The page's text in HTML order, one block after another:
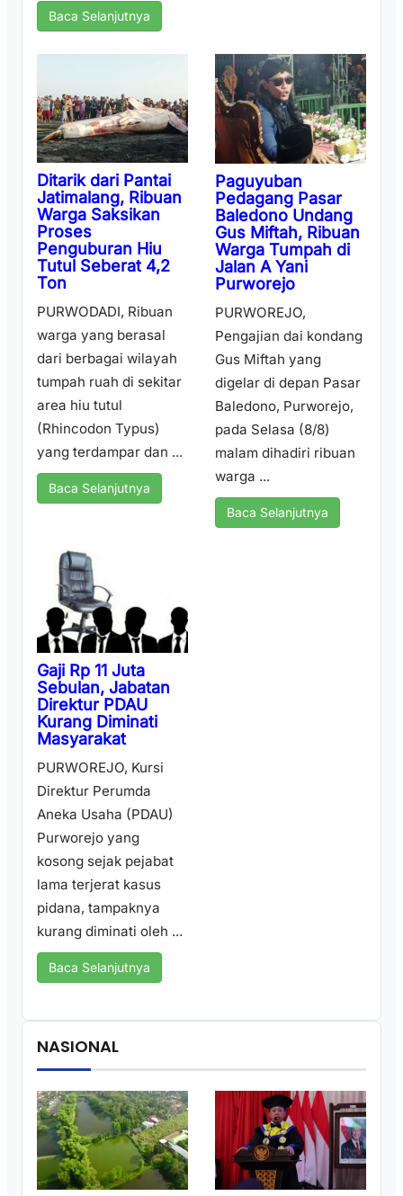
Baca Selanjutnya
Ditarik dari Pantai
Jatimalang, Ribuan
Warga Saksikan
Proses
Penguburan Hiu
Tutul Seberat 4,2
Ton
PURWODADI, Ribuan
warga yang berasal
dari berbagai wilayah
tumpah ruah di sekitar
area hiu tutul
(Rhincodon Typus)
yang terdampar dan ...
Baca Selanjutnya
Paguyuban
Pedagang Pasar
Baledono Undang
Gus Miftah, Ribuan
Warga Tumpah di
Jalan A Yani
Purworejo
PURWOREJO,
Pengajian dai kondang
Gus Miftah yang
digelar di depan Pasar
Baledono, Purworejo,
pada Selasa (8/8)
malam dihadiri ribuan
warga ...
Baca Selanjutnya
Gaji Rp 11 Juta
Sebulan, Jabatan
Direktur PDAU
Kurang Diminati
Masyarakat
PURWOREJO, Kursi
Direktur Perumda
Aneka Usaha (PDAU)
Purworejo yang
kosong sejak pejabat
lama terjerat kasus
pidana, tampaknya
kurang diminati oleh ...
Baca Selanjutnya
NASIONAL